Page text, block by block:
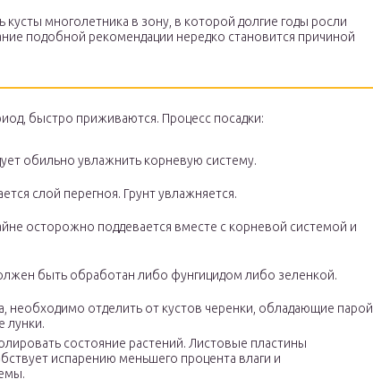
кусты многолетника в зону, в которой долгие годы росли
подобной рекомендации нередко становится причиной
быстро приживаются. Процесс посадки:
обильно увлажнить корневую систему.
слой перегноя. Грунт увлажняется.
осторожно поддевается вместе с корневой системой и
быть обработан либо фунгицидом либо зеленкой.
необходимо отделить от кустов черенки, обладающие парой
лунки.
состояние растений. Листовые пластины
испарению меньшего процента влаги и